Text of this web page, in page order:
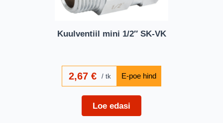
Kuulventiil mini 1/2″ SK-VK
2,67€ tk
Loe edasi